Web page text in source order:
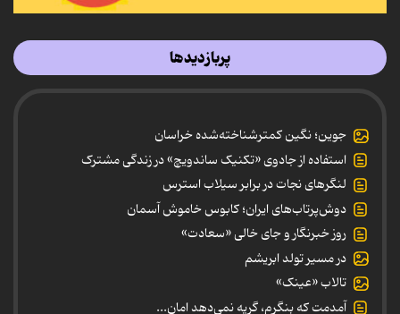
پربازدیدها
جوین؛ نگین کمترشناخته‌شده خراسان
استفاده از جادوی «تکنیک ساندویچ» در زندگی مشترک
لنگرهای نجات در برابر سیلاب استرس
دوش‌پرتاب‌های ایران؛ کابوس خاموش آسمان
روز خبرنگار و جای خالی «سعادت»
در مسیر تولد ابریشم
تالاب «عینک»
آمدمت که بنگرم، گریه نمی‌دهد امان...